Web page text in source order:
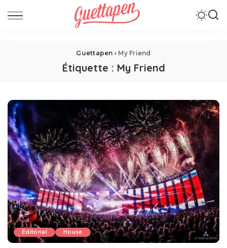
Guettapen › My Friend
Étiquette : My Friend
Éditorial House